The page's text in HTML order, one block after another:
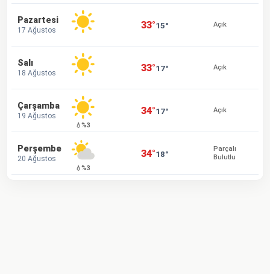
Pazartesi
17 Ağustos 33°15° Açık
Salı
18 Ağustos 33°17° Açık
Çarşamba
19 Ağustos
💧%3
34°17° Açık
Perşembe
20 Ağustos
💧%3
34°18°
Parçalı
Bulutlu